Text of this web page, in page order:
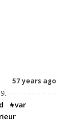
57 years ago
- - - - - - - - - -
#var